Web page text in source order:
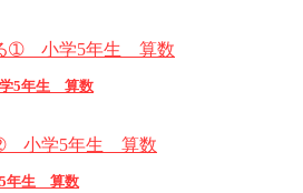
5年生 算数
年生 算数